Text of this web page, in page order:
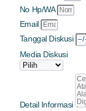
No Hp/WA
Email
Tanggal Diskusi
Media Diskusi
Detail Informasi